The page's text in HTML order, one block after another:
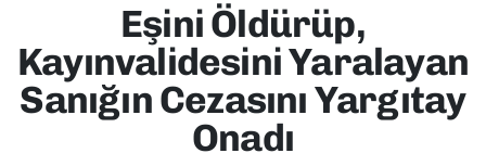
Eşini Öldürüp,
Kayınvalidesini Yaralayan
Sanığın Cezasını Yargıtay
Onadı
EKONOMİ
KÜLTÜR SANAT
Tüm Manşetler
Son Dakika Haberleri